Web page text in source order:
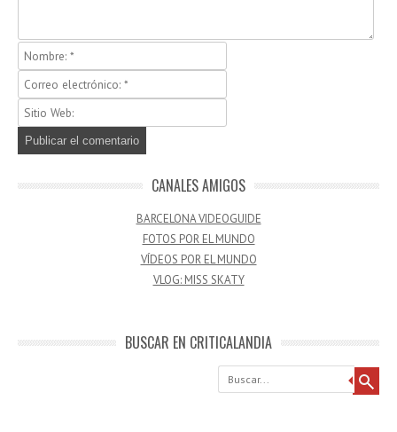
CANALES AMIGOS
BARCELONA VIDEOGUIDE
FOTOS POR EL MUNDO
VÍDEOS POR EL MUNDO
VLOG: MISS SKATY
BUSCAR EN CRITICALANDIA
Buscar